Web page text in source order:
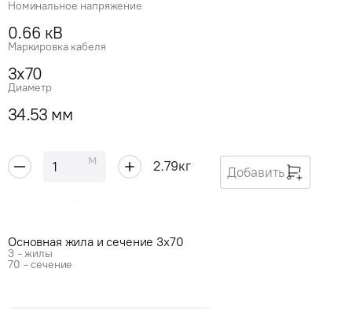
Номинальное напряжение
0.66 кВ
Маркировка кабеля
3x70
Диаметр
34.53 мм
м 2.79кг Добавить
Основная жила и сечение 3x70
3 - жилы
70 - сечение